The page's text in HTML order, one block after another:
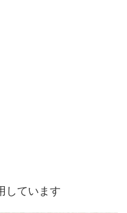
しています